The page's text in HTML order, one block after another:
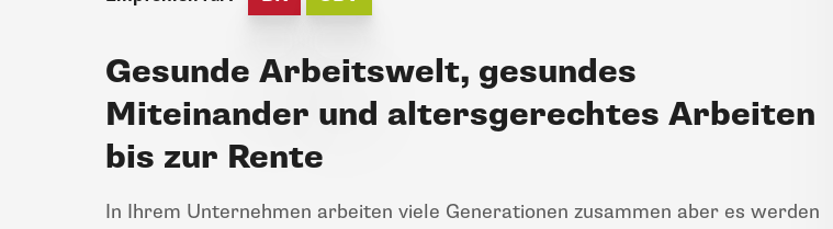
Gesunde Arbeitswelt, gesundes
Miteinander und altersgerechtes Arbeiten
bis zur Rente
In Ihrem Unternehmen arbeiten viele Generationen zusammen aber es werden